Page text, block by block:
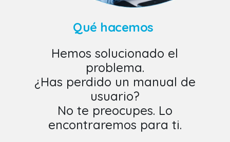
Qué hacemos
Hemos solucionado el
problema.
¿Has perdido un manual de
usuario?
No te preocupes. Lo
encontraremos para ti.